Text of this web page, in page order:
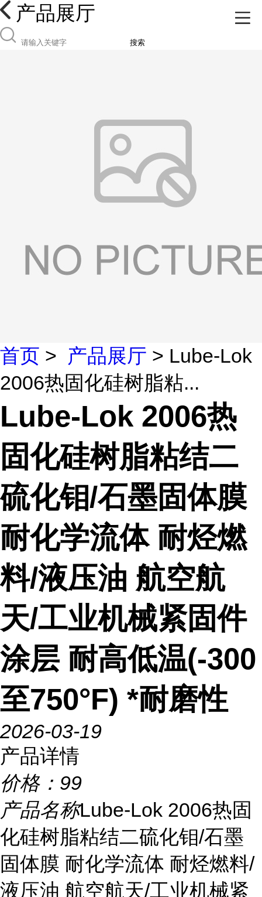
产品展厅
搜索
首页 > 产品展厅 > Lube-Lok
2006热固化硅树脂粘...
Lube-Lok 2006热
固化硅树脂粘结二
硫化钼/石墨固体膜
耐化学流体 耐烃燃
料/液压油 航空航
天/工业机械紧固件
涂层 耐高低温(-300
至750°F) *耐磨性
2026-03-19
产品详情
价格： 99
产品名称Lube-Lok 2006热固
化硅树脂粘结二硫化钼/石墨
固体膜 耐化学流体 耐烃燃料/
液压油 航空航天/工业机械紧